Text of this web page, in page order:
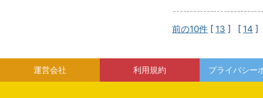
前の10件 [ 13 ] [ 14 ]
運営会社 利用規約 プライバシー